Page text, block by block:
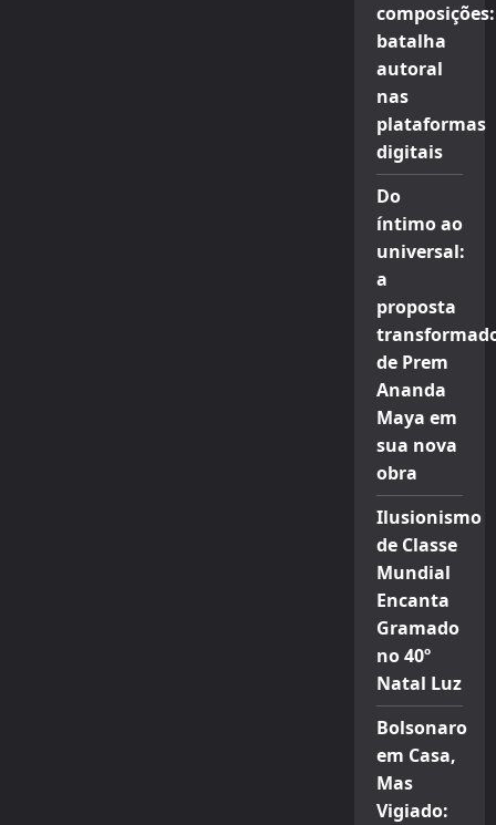
composições:
batalha
autoral
nas
plataformas
digitais
Do
íntimo ao
universal:
a
proposta
de Prem
Ananda
Maya em
sua nova
obra
Ilusionismo
de Classe
Mundial
Encanta
Gramado
no 40º
Natal Luz
Bolsonaro
em Casa,
Mas
Vigiado: